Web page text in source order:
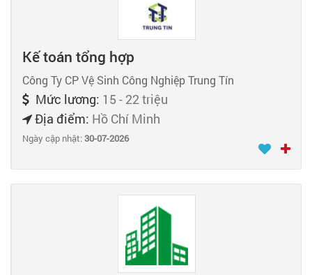
Kế toán tổng hợp
Công Ty CP Vệ Sinh Công Nghiệp Trung Tín
Mức lương: 15 - 22 triệu
Địa điểm: Hồ Chí Minh
Ngày cập nhật:30-07-2026